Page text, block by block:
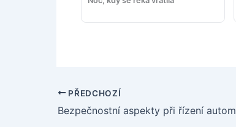
PŘEDCHOZÍ